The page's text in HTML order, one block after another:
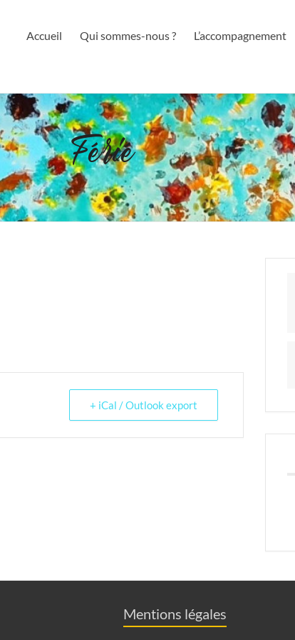
Accueil Qui sommes-nous ? L’accompagnement
Férié
+ iCal / Outlook export
Mentions légales